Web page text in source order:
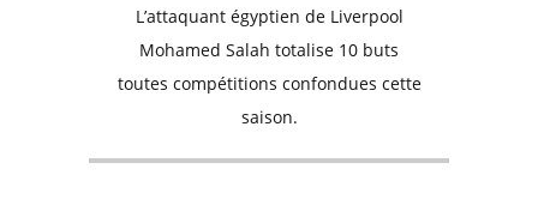
L’attaquant égyptien de Liverpool
Mohamed Salah totalise 10 buts
toutes compétitions confondues cette
saison.